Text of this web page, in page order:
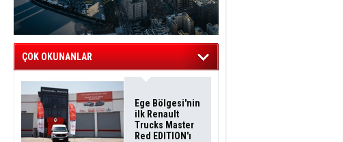
ÇOK OKUNANLAR
Ege Bölgesi'nin
ilk Renault
Trucks Master
Red EDITION'ı